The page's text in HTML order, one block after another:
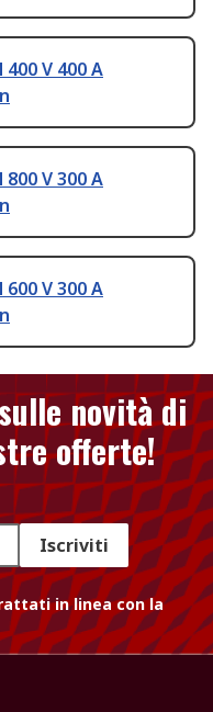
V 400 A
V 300 A
V 300 A
novità di
offerte!
Iscriviti
in linea con la